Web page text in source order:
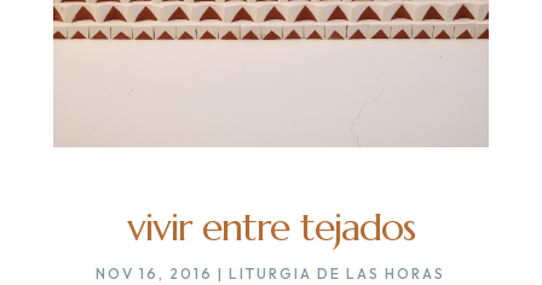
vivir entre tejados
NOV 16, 2016 |LITURGIA DE LAS HORAS